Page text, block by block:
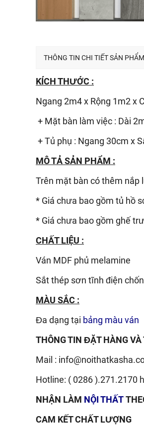
THÔNG TIN CHI TIẾT SẢN PHẨM
KÍCH THƯỚC :
Ngang 2m4 x Rộng 1m2 x
+ Mặt bàn làm việc : Dài
+ Tủ phụ : Ngang 30cm x
MÔ TẢ SẢN PHẨM :
Trên mặt bàn có thêm nắp
* Giá chưa bao gồm tủ hồ
* Giá chưa bao gồm ghế
CHẤT LIỆU :
Ván MDF phủ melamine
Sắt thép sơn tĩnh điện
MÀU SẮC :
Đa dạng tại bảng màu ván
THÔNG TIN ĐẶT HÀNG
Mail :
Hotline: ( 0286 ).271.2170
NHẬN LÀM NỘI THẤT
CAM KẾT CHẤT LƯỢNG